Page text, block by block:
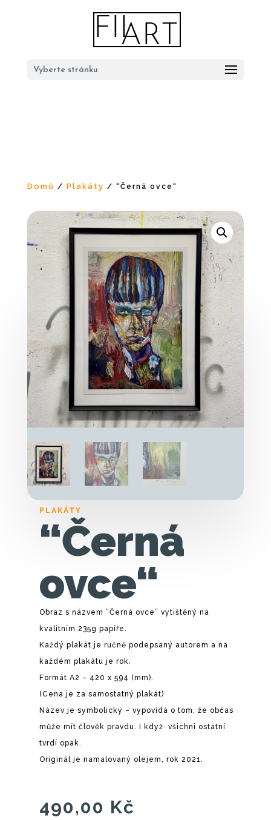
Vyberte stránku
Domů / Plakáty / “Černá ovce“
PLAKÁTY
“Černá
ovce“
Obraz s názvem ”Černá ovce” vytištěný na
kvalitním 235g papíře.
Každý plakát je ručně podepsaný autorem a na
každém plakátu je rok.
Formát A2 – 420 x 594 (mm).
(Cena je za samostatný plakát)
Název je symbolický – vypovídá o tom, že občas
může mít člověk pravdu. I když všichni ostatní
tvrdí opak.
Originál je namalovaný olejem, rok 2021.
490,00 Kč